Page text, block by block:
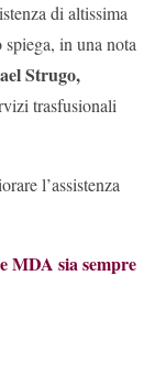
di altissima
in una nota
Strugo,
trasfusionali
l’assistenza
MDA sia sempre